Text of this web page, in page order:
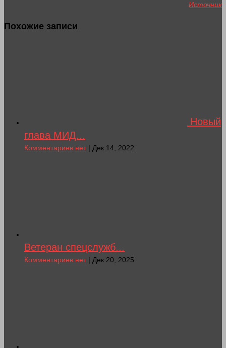
Источник
Похожие записи
Новый
глава МИД...
Комментариев нет| Дек 14, 2022
Ветеран спецслужб...
Комментариев нет| Дек 20, 2025